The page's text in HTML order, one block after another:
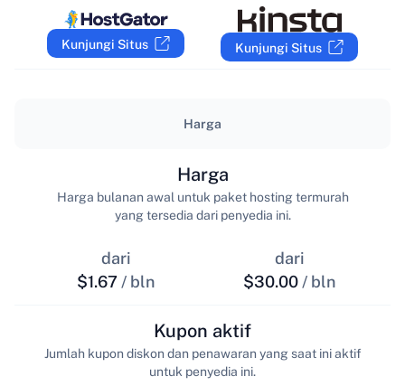
ID
Kunjungi Situs Kunjungi Situs
Harga
dari
$1.67 / bln
Harga
Harga bulanan awal untuk paket hosting termurah
yang tersedia dari penyedia ini.
dari
$30.00 / bln
Kupon aktif
Jumlah kupon diskon dan penawaran yang saat ini aktif
untuk penyedia ini.